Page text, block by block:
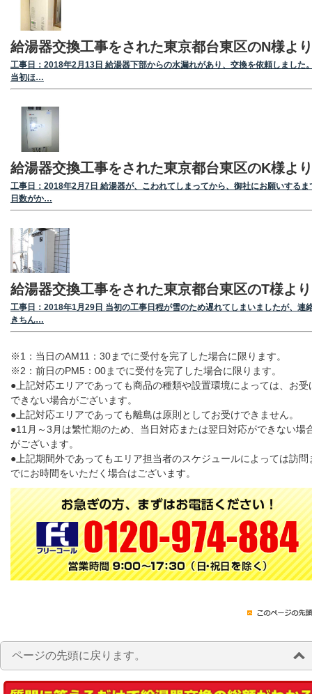
給湯器交換工事をされた東京都台東区のN様より
工事日：2018年2月13日 給湯器下部からの水漏れがあり、交換を依頼しました
当初ほ…
給湯器交換工事をされた東京都台東区のK様より
工事日：2018年2月7日 給湯器が、こわれてしまってから、御社にお願いするま
日数がか…
給湯器交換工事をされた東京都台東区のT様より
工事日：2018年1月29日 当初の工事日程が雪のため遅れてしまいましたが、連
きちん…
※1：当日のAM11：30までに受付を完了した場合に限ります。
※2：前日のPM5：00までに受付を完了した場合に限ります。
●上記対応エリアであっても商品の種類や設置環境によっては、お受
できない場合がございます。
●上記対応エリアであっても離島は原則としてお受けできません。
●11月～3月は繁忙期のため、当日対応または翌日対応ができない場
がございます。
●上記期間外であってもエリア担当者のスケジュールによっては訪問
でにお時間をいただく場合はございます。
ページの先頭に戻ります。